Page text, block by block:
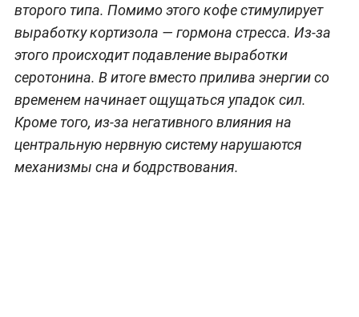
второго типа. Помимо этого кофе стимулирует
выработку кортизола — гормона стресса. Из-за
этого происходит подавление выработки
серотонина. В итоге вместо прилива энергии со
временем начинает ощущаться упадок сил.
Кроме того, из-за негативного влияния на
центральную нервную систему нарушаются
механизмы сна и бодрствования.